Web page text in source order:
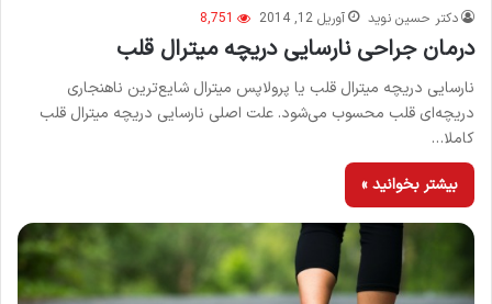
دکتر حسین نوید آوریل 12, 2014 8,751
درمان جراحی نارسایی دریچه میترال قلب
نارسایی دریچه میترال قلب یا پرولاپس میترال شایع‌ترین ناهنجاری
دریچه‌ای قلب محسوب می‌شود. علت اصلی نارسایی دریچه میترال قلب
کاملا…
بیشتر بخوانید »